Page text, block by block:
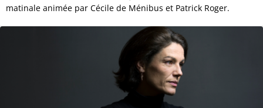
matinale animée par Cécile de Ménibus et Patrick Roger.